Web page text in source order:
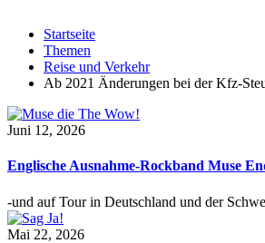
Startseite
Themen
Reise und Verkehr
Ab 2021 Änderungen bei der Kfz-
Juni 12, 2026
Englische Ausnahme-Rockband Muse
-und auf Tour in Deutschland und der
Mai 22, 2026